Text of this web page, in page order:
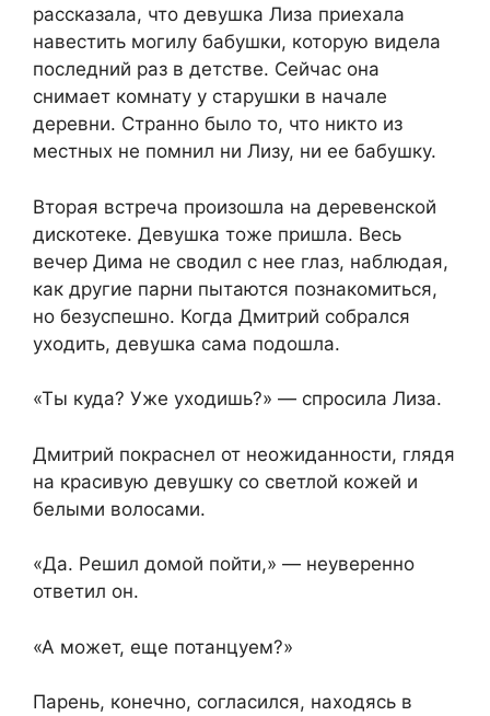
рассказала, что девушка Лиза приехала
навестить могилу бабушки, которую видела
последний раз в детстве. Сейчас она
снимает комнату у старушки в начале
деревни. Странно было то, что никто из
местных не помнил ни Лизу, ни ее бабушку.
Вторая встреча произошла на деревенской
дискотеке. Девушка тоже пришла. Весь
вечер Дима не сводил с нее глаз, наблюдая,
как другие парни пытаются познакомиться,
но безуспешно. Когда Дмитрий собрался
уходить, девушка сама подошла.
«Ты куда? Уже уходишь?» — спросила Лиза.
Дмитрий покраснел от неожиданности, глядя
на красивую девушку со светлой кожей и
белыми волосами.
«Да. Решил домой пойти,» — неуверенно
ответил он.
«А может, еще потанцуем?»
Парень, конечно, согласился, находясь в